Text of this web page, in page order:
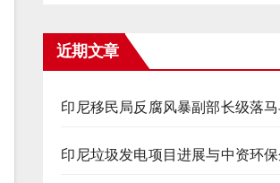
近期文章
印尼移民局反腐风暴副部长级落
印尼垃圾发电项目进展与中资环